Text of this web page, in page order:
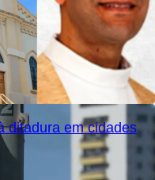
ditadura em cidades